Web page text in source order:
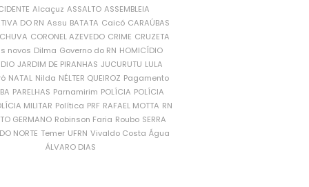
Alcaçuz ASSALTO ASSEMBLEIA
DO RN Assu BATATA Caicó CARAÚBAS
CORONEL AZEVEDO CRIME CRUZETA
novos Dilma Governo do RN HOMICÍDIO
JARDIM DE PIRANHAS JUCURUTU LULA
NATAL Nilda NÉLTER QUEIROZ Pagamento
PARELHAS Parnamirim POLÍCIA POLÍCIA
MILITAR Política PRF RAFAEL MOTTA RN
GERMANO Robinson Faria Roubo SERRA
NORTE Temer UFRN Vivaldo Costa Água
ÁLVARO DIAS